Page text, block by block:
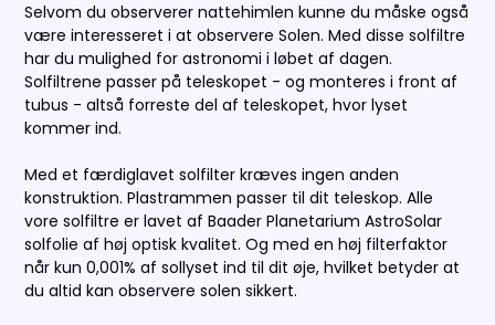
Selvom du observerer nattehimlen kunne du måske også
være interesseret i at observere Solen. Med disse solfiltre
har du mulighed for astronomi i løbet af dagen.
Solfiltrene passer på teleskopet - og monteres i front af
tubus - altså forreste del af teleskopet, hvor lyset
kommer ind.
Med et færdiglavet solfilter kræves ingen anden
konstruktion. Plastrammen passer til dit teleskop. Alle
vore solfiltre er lavet af Baader Planetarium AstroSolar
solfolie af høj optisk kvalitet. Og med en høj filterfaktor
når kun 0,001% af sollyset ind til dit øje, hvilket betyder at
du altid kan observere solen sikkert.